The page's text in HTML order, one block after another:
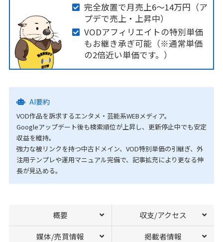
完全放置で月売上6〜14万円（ア
プデで売上・上昇中）
VODアフィリエイトの特別単価
もお継き承ぎ可能（※通常単価
の2倍近い単価です。）
AI要約
VOD作品を訴求するエンタメ・芸能系WEBメディア。
Googleアップデート後も検索順位が上昇し、更新停止中でも安定
収益を維持。
強力な被リンクを持つ中古ドメイン、VOD特別単価の引継ぎ、外
注用テンプレや運用マニュアル完備で、記事拡充により更なる伸
長が見込める。
概要 収支/アクセス
媒体/売買情報 掲載者情報